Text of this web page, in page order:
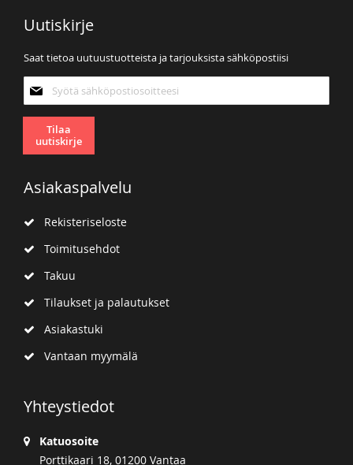
Uutiskirje
Saat tietoa uutuustuotteista ja tarjouksista sähköpostiisi
uutiskirjeemme:
Tilaa
uutiskirje
Asiakaspalvelu
Rekisteriseloste
Toimitusehdot
Takuu
Tilaukset ja palautukset
Asiakastuki
Vantaan myymälä
Yhteystiedot
Katuosoite
Porttikaari 18, 01200 Vantaa